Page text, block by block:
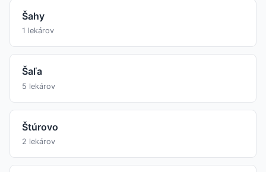
Šahy
1 lekárov
Šaľa
5 lekárov
Štúrovo
2 lekárov